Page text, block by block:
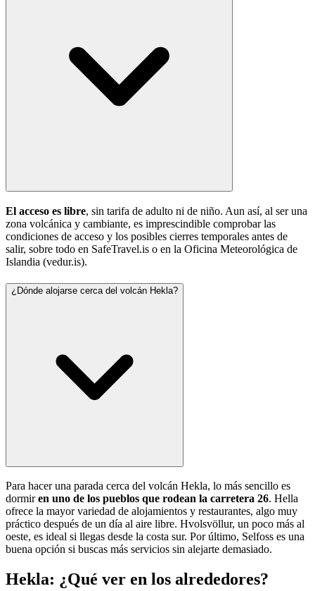
El acceso es libre, sin tarifa de adulto ni de niño. Aun así, al ser una
zona volcánica y cambiante, es imprescindible comprobar las
condiciones de acceso y los posibles cierres temporales antes de
salir, sobre todo en SafeTravel.is o en la Oficina Meteorológica de
Islandia (vedur.is).
¿Dónde alojarse cerca del volcán Hekla?
Para hacer una parada cerca del volcán Hekla, lo más sencillo es
dormiren uno de los pueblos que rodean la carretera 26. Hella
ofrece la mayor variedad de alojamientos y restaurantes, algo muy
práctico después de un día al aire libre. Hvolsvöllur, un poco más al
oeste, es ideal si llegas desde la costa sur. Por último, Selfoss es una
buena opción si buscas más servicios sin alejarte demasiado.
Hekla: ¿Qué ver en los alrededores?